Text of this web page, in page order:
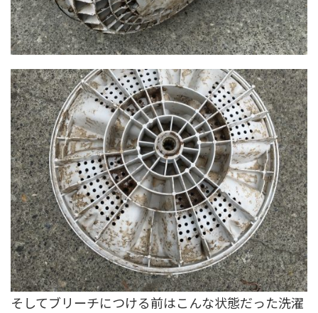
そしてブリーチにつける前はこんな状態だった洗濯